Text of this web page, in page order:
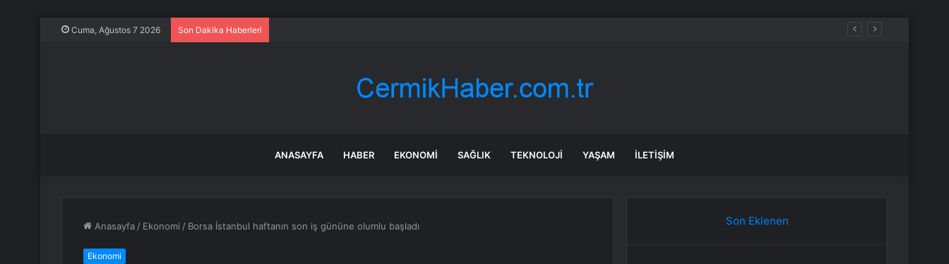
Cuma, Ağustos 7 2026 Son Dakika Haberleri
ANASAYFA HABER EKONOMI SAĞLIK TEKNOLOJI YAŞAM İLETIŞIM
Anasayfa / Ekonomi / Borsa İstanbul haftanın son iş gününe olumlu başladı
Ekonomi
Son Eklenen